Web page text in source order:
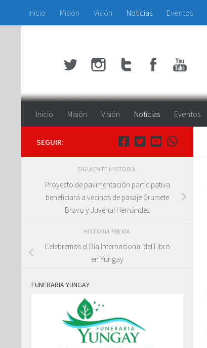
Saltar al contenido
Inicio Misión Visión Noticias Eventos
Inicio Misión Visión Noticias Eventos
SEGUIR:
SIGUIENTE HISTORIA
Proyecto de pavimentación participativa
beneficiará a vecinos de pasaje Grumete
Bravo y Juvenal Hernández
HISTORIA PREVIA
Celebremos el Día Internacional del Libro
en Yungay
FUNERARIA YUNGAY